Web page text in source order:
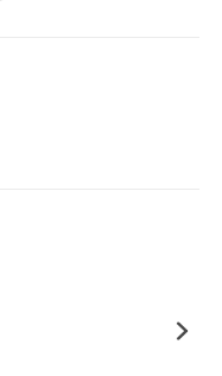
+ 提成；
企業端人力資源
。
動、用戶第一、簡